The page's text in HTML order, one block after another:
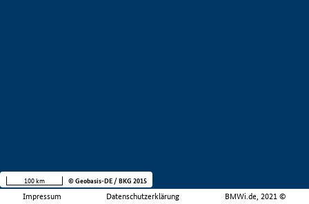
Impressum Datenschutzerklärung BMWi.de, 2021 ©
100 km © Geobasis-DE / BKG 2015